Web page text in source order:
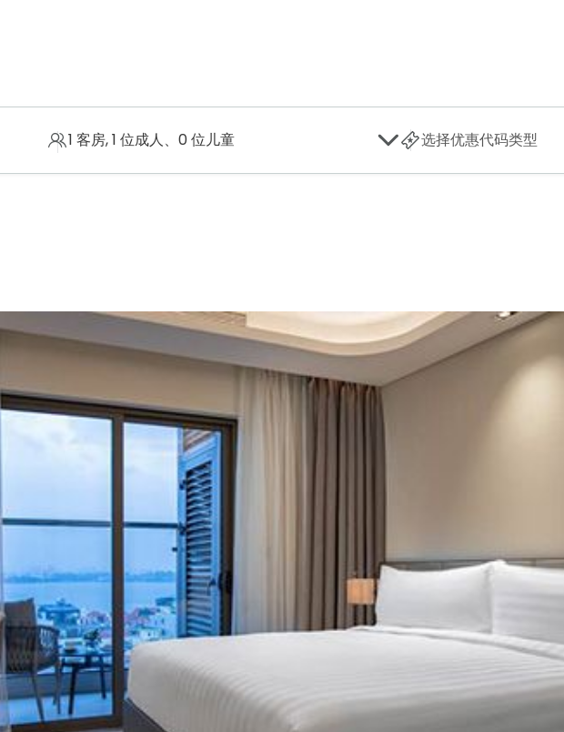
1 客房, 1 位成人、0 位儿童 选择优惠代码类型
，为商务并且休闲游客以及迁居的家庭提供静谧的港湾。宾客可在 250 套装潢
身中心并且四季游泳池等设施。酒店地处中心地带，周围遍布众多餐饮场所、
室并且大使馆。Ciputra International 城市 位于多个国际学校，也位于附
下载手册